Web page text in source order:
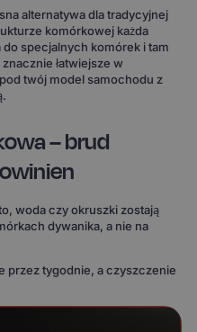
alternatywa dla tradycyjnej
komórkowej każda
specjalnych komórek i tam
łatwiejsze w
twój model samochodu z
– brud
woda czy okruszki zostają
dywanika, a nie na
przez tygodnie, a czyszczenie